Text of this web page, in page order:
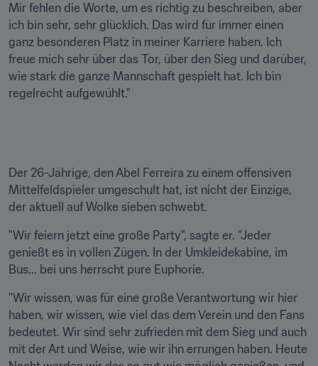
Mir fehlen die Worte, um es richtig zu beschreiben, aber
ich bin sehr, sehr glücklich. Das wird für immer einen
ganz besonderen Platz in meiner Karriere haben. Ich
freue mich sehr über das Tor, über den Sieg und darüber,
wie stark die ganze Mannschaft gespielt hat. Ich bin
regelrecht aufgewühlt."
Der 26-Jährige, den Abel Ferreira zu einem offensiven
Mittelfeldspieler umgeschult hat, ist nicht der Einzige,
der aktuell auf Wolke sieben schwebt.
"Wir feiern jetzt eine große Party", sagte er. "Jeder
genießt es in vollen Zügen. In der Umkleidekabine, im
Bus... bei uns herrscht pure Euphorie.
"Wir wissen, was für eine große Verantwortung wir hier
haben, wir wissen, wie viel das dem Verein und den Fans
bedeutet. Wir sind sehr zufrieden mit dem Sieg und auch
mit der Art und Weise, wie wir ihn errungen haben. Heute